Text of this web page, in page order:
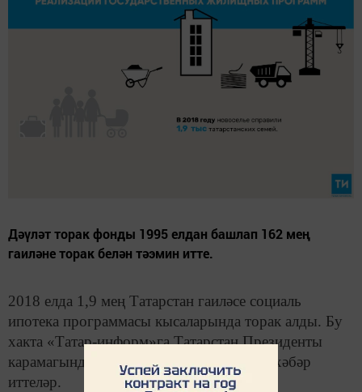
Дәүләт торак фонды 1995 елдан башлап 162 мең
гаиләне торак белән тәэмин итте.
2018 елда 1,9 мең Татарстан гаиләсе социаль
ипотека программасы кысаларында торак алды. Бу
хакта «Татар-информ»га Татарстан Президенты
карамагындагы Дәүләт торак фондында хәбәр
иттеләр.